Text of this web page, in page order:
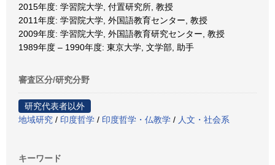
2015年度: 学習院大学, 付置研究所, 教授
2011年度: 学習院大学, 外国語教育センター, 教授
2009年度: 学習院大学, 外国語教育研究センター, 教授
1989年度 – 1990年度: 東京大学, 文学部, 助手
審査区分/研究分野
研究代表者以外
地域研究 / 印度哲学 / 印度哲学・仏教学 / 人文・社会系
キーワード